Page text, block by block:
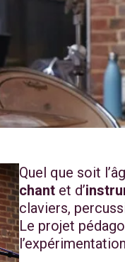
Quel que soit
chant et d’
claviers,
Le projet